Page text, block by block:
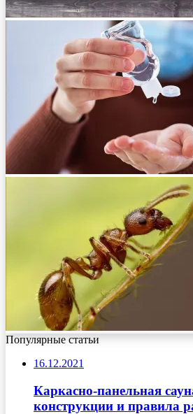
Популярные статьи
16.12.2021
Каркасно-панельная
конструкции и правила